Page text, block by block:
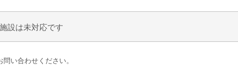
設は未対応です
い合わせください。